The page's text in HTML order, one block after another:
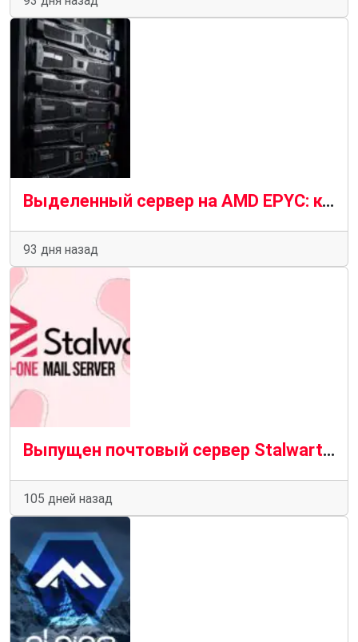
Выделенный сервер на AMD EPYC: когда dedicated выгоднее облачного VPS
93 дня назад
Выпущен почтовый сервер Stalwart 0.16 с новым веб-интерфейсом
105 дней назад